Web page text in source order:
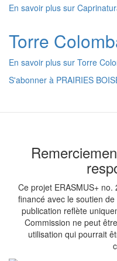
En savoir plus sur
Torre
En savoir plus sur Torre
S'abonner à PRAIRIES
Ce projet ERASMUS+
financé avec le soutien
publication reflète
Commission ne peut
utilisation qui pourrait